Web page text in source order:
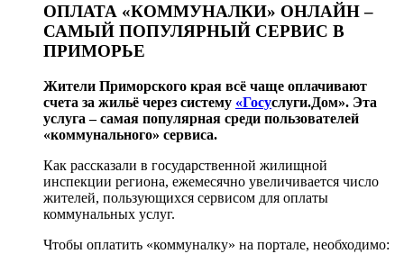
ОПЛАТА «КОММУНАЛКИ» ОНЛАЙН –
САМЫЙ ПОПУЛЯРНЫЙ СЕРВИС В
ПРИМОРЬЕ
Жители Приморского края всё чаще оплачивают
счета за жильё через систему «Госуслуги.Дом». Эта
услуга – самая популярная среди пользователей
«коммунального» сервиса.
Как рассказали в государственной жилищной
инспекции региона, ежемесячно увеличивается число
жителей, пользующихся сервисом для оплаты
коммунальных услуг.
Чтобы оплатить «коммуналку» на портале, необходимо: